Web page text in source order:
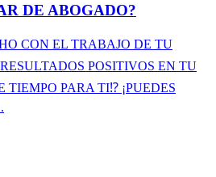
DE ABOGADO?
CON EL TRABAJO DE TU
POSITIVOS EN TU
PARA TI⁉️ ¡PUEDES